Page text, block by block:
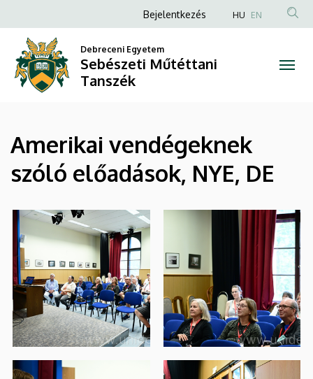
Sebészeti
Műtéttani
Tanszék
a
tartalomra
Anonim
fiók
menüje
Bejelentkezés HU EN
Debreceni Egyetem
Sebészeti Műtéttani
Tanszék
Amerikai vendégeknek
szóló előadások, NYE, DE